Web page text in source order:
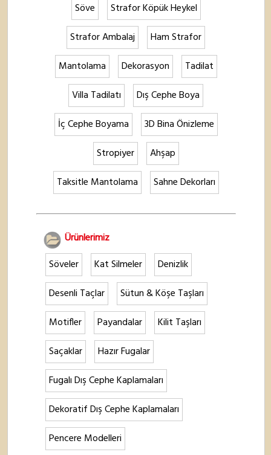
Söve
Strafor Köpük Heykel
Strafor Ambalaj
Ham Strafor
Mantolama
Dekorasyon
Tadilat
Villa Tadilatı
Dış Cephe Boya
İç Cephe Boyama
3D Bina Önizleme
Stropiyer
Ahşap
Taksitle Mantolama
Sahne Dekorları
Ürünlerimiz
Söveler
Kat Silmeler
Denizlik
Desenli Taçlar
Sütun & Köşe Taşları
Motifler
Payandalar
Kilit Taşları
Saçaklar
Hazır Fugalar
Fugalı Dış Cephe Kaplamaları
Dekoratif Dış Cephe Kaplamaları
Pencere Modelleri